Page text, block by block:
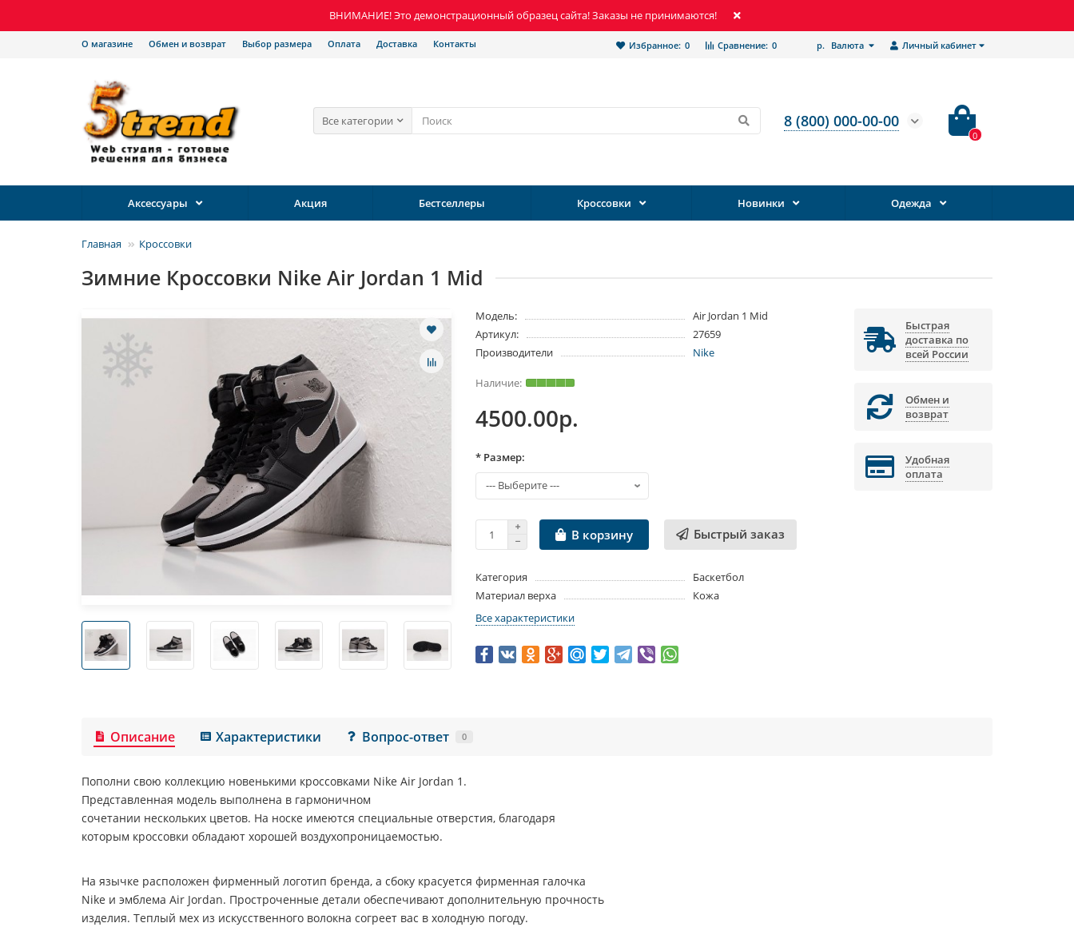
ВНИМАНИЕ! Это демонстрационный образец сайта! Заказы не принимаются!
Личный кабинет
р. Валюта
Сравнение: 0
Избранное: 0
О магазине Обмен и возврат Выбор размера Оплата Доставка Контакты
Все категории 8 (800) 000-00-00
0
Аксессуары Акция Бестселлеры Кроссовки Новинки Одежда
Главная Кроссовки
Зимние Кроссовки Nike Air Jordan 1 Mid
Модель:
Air Jordan 1 Mid
Артикул:
27659
Производители
Nike
4500.00р.
* Размер:
В корзину Быстрый заказ
Категория
Баскетбол
Материал верха
Кожа
Все характеристики
Быстрая
доставка по
всей России
Обмен и
возврат
Удобная
оплата
Описание Характеристики Вопрос-ответ 0
Пополни свою коллекцию новенькими кроссовками Nike Air Jordan 1 .
Представленная модель выполнена в гармоничном
сочетании нескольких цветов. На носке имеются специальные отверстия, благодаря
которым кроссовки обладают хорошей воздухопроницаемостью.
На язычке расположен фирменный логотип бренда, а сбоку красуется фирменная галочка
Nike и эмблема Air Jordan. Простроченные детали обеспечивают дополнительную прочность
изделия. Теплый мех из искусственного волокна согреет вас в холодную погоду.